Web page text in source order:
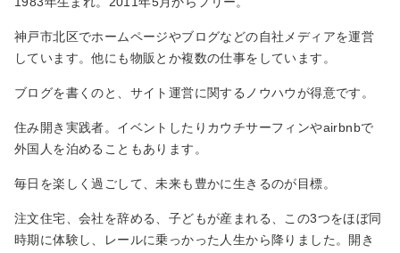
神戸市北区でホームページやブログなどの自社メディアを運営
しています。他にも物販とか複数の仕事をしています。
ブログを書くのと、サイト運営に関するノウハウが得意です。
住み開き実践者。イベントしたりカウチサーフィンやairbnbで
外国人を泊めることもあります。
毎日を楽しく過ごして、未来も豊かに生きるのが目標。
注文住宅、会社を辞める、子どもが産まれる、この3つをほぼ同
時期に体験し、レールに乗っかった人生から降りました。開き